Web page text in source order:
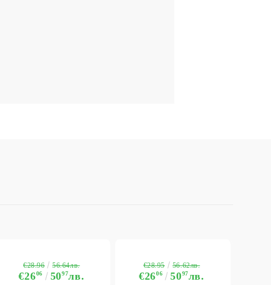
€2606 5097лв.
€28.96 56.64лв.
€2606 5097лв.
€28.95 56.62лв.